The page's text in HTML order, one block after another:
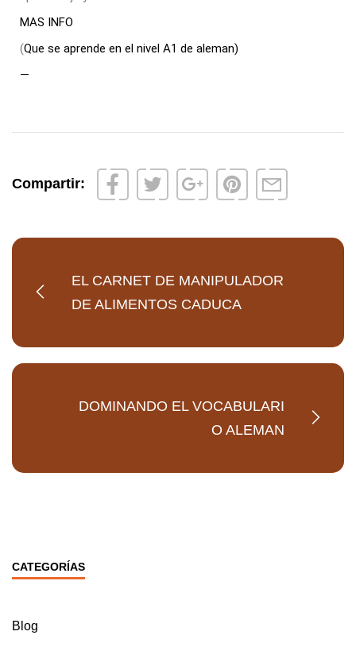
MAS INFO
(Que se aprende en el nivel A1 de aleman)
—
Compartir:
EL CARNET DE MANIPULADOR
DE ALIMENTOS CADUCA
DOMINANDO EL VOCABULARI
O ALEMAN
CATEGORÍAS
Blog